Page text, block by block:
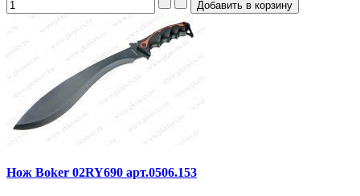
Нож Boker 02RY690 арт.0506.153